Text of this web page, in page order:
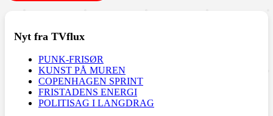
Nyt fra TVflux
PUNK-FRISØR
KUNST PÅ MUREN
COPENHAGEN SPRINT
FRISTADENS ENERGI
POLITISAG I LANGDRAG